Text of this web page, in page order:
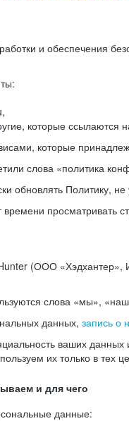
и обеспечения
которые ссылаются
которые
слова «политика
обновлять Политику, не
просматривать
(ООО «Хэдхантер»,
слова «мы»,
данных, запись о
ваших данных
их только в тех
и для чего
данные: